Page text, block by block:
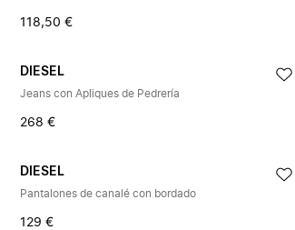
118,50 €
DIESEL
Jeans con Apliques de Pedrería
268 €
DIESEL
Pantalones de canalé con bordado
129 €